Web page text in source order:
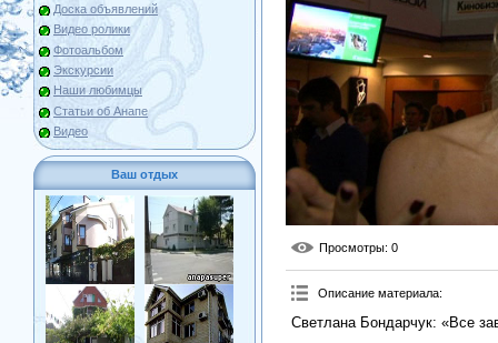
Доска объявлений
Видео ролики
Фотоальбом
Экскурсии
Наши любимцы
Статьи об Анапе
Видео
Ваш отдых
Просмотры: 0
Описание материала:
Светлана Бондарчук: «Все